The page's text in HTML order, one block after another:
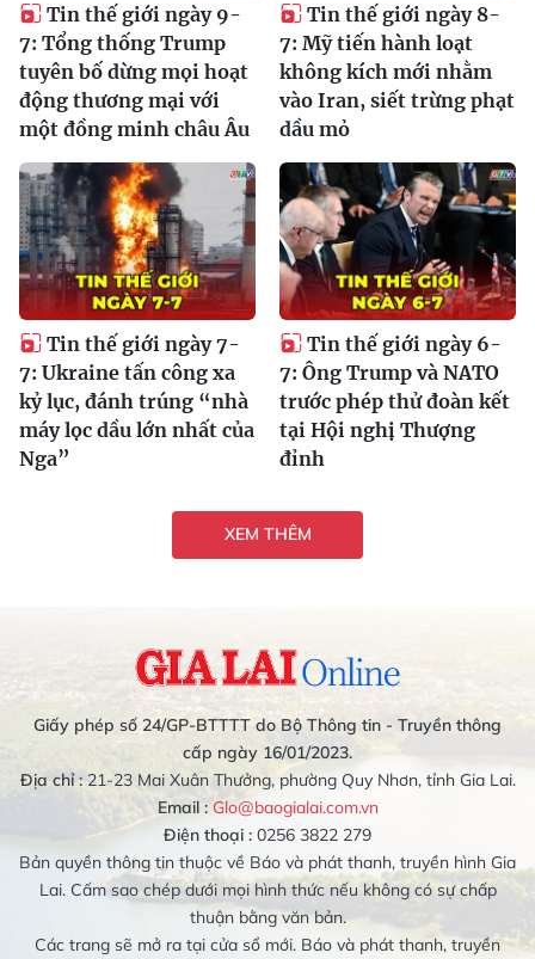
Tin thế giới ngày 9-
7: Tổng thống Trump
tuyên bố dừng mọi hoạt
động thương mại với
một đồng minh châu Âu
Tin thế giới ngày 8-
7: Mỹ tiến hành loạt
không kích mới nhằm
vào Iran, siết trừng phạt
dầu mỏ
Tin thế giới ngày 7-
7: Ukraine tấn công xa
kỷ lục, đánh trúng “nhà
máy lọc dầu lớn nhất của
Nga”
Tin thế giới ngày 6-
7: Ông Trump và NATO
trước phép thử đoàn kết
tại Hội nghị Thượng
đỉnh
XEM THÊM
Giấy phép số 24/GP-BTTTT do Bộ Thông tin - Truyền thông
cấp ngày 16/01/2023.
Địa chỉ :21-23 Mai Xuân Thưởng, phường Quy Nhơn, tỉnh Gia Lai.
Email : Glo@baogialai.com.vn
Điện thoại : 0256 3822 279
Bản quyền thông tin thuộc về Báo và phát thanh, truyền hình Gia
Lai. Cấm sao chép dưới mọi hình thức nếu không có sự chấp
thuận bằng văn bản.
Các trang sẽ mở ra tại cửa sổ mới. Báo và phát thanh, truyền